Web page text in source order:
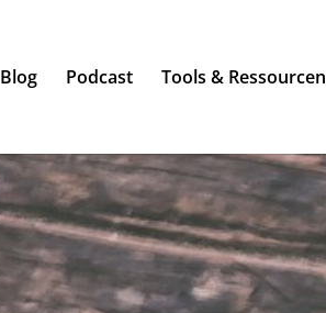
Blog Podcast Tools & Ressourcen